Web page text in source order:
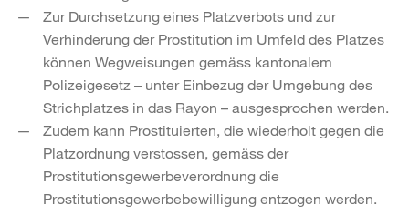
Zur Durchsetzung eines Platzverbots und zur
Verhinderung der Prostitution im Umfeld des Platzes
können Wegweisungen gemäss kantonalem
Polizeigesetz – unter Einbezug der Umgebung des
Strichplatzes in das Rayon – ausgesprochen werden.
Zudem kann Prostituierten, die wiederholt gegen die
Platzordnung verstossen, gemäss der
Prostitutionsgewerbeverordnung die
Prostitutionsgewerbebewilligung entzogen werden.